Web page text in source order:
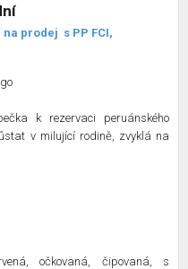
na prodej s PP FCI,
k rezervaci peruánského
v milující rodině, zvyklá na
očkovaná, čipovaná, s